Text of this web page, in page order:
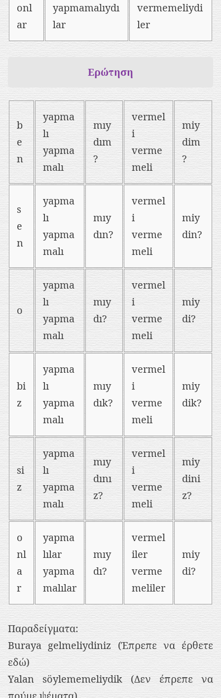
onl
ar
yapmamalıydı
lar
vermemeliydi
ler
Ερώτηση
b
e
n
yapma
lı
yapma
malı
mıy
dım
?
vermel
i
verme
meli
miy
dim
?
s
e
n
yapma
lı
yapma
malı
mıy
dın?
vermel
i
verme
meli
miy
din?
o
yapma
lı
yapma
malı
mıy
dı?
vermel
i
verme
meli
miy
di?
bi
z
yapma
lı
yapma
malı
mıy
dık?
vermel
i
verme
meli
miy
dik?
si
z
yapma
lı
yapma
malı
mıy
dını
z?
vermel
i
verme
meli
miy
dini
z?
o
nl
a
r
yapma
lılar
yapma
malılar
mıy
dı?
vermel
iler
verme
meliler
miy
di?
Παραδείγματα:
Buraya gelmeliydiniz (Έπρεπε να έρθετε
εδώ)
Yalan söylememeliydik (Δεν έπρεπε να